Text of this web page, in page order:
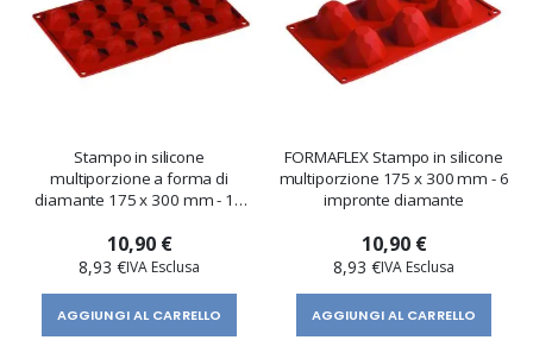
Stampo in silicone
multiporzione a forma di
diamante 175 x 300 mm - 18
10,90 €
8,93 €
AGGIUNGI AL CARRELLO
FORMAFLEX Stampo in silicone
multiporzione 175 x 300 mm - 6
impronte diamante
10,90 €
8,93 €
AGGIUNGI AL CARRELLO